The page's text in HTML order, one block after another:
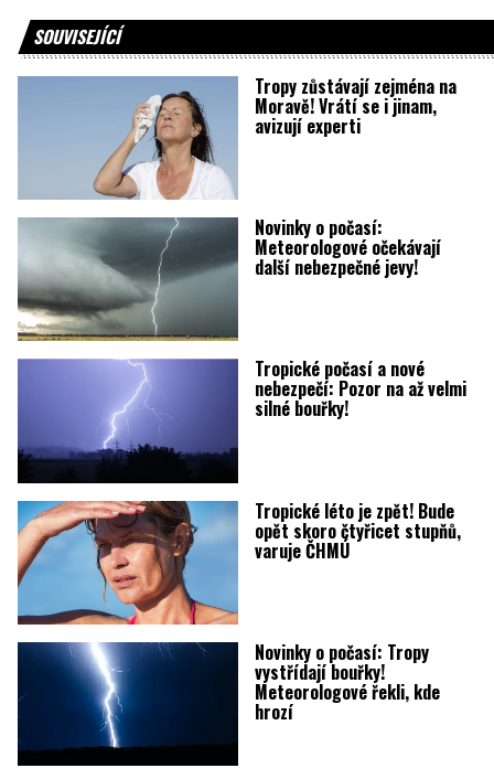
SOUVISEJÍCÍ
Tropy zůstávají zejména na
Moravě! Vrátí se i jinam,
avizují experti
Novinky o počasí:
Meteorologové očekávají
další nebezpečné jevy!
Tropické počasí a nové
nebezpečí: Pozor na až velmi
silné bouřky!
Tropické léto je zpět! Bude
opět skoro čtyřicet stupňů,
varuje ČHMÚ
Novinky o počasí: Tropy
vystřídají bouřky!
Meteorologové řekli, kde
hrozí